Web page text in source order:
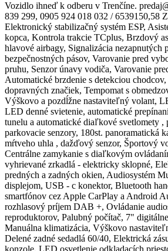
Vozidlo ihneď k odberu v Trenčíne.
839 299, 0905 924 018 032 / 6539150,58
Elektronický stabilizačný systém ESP,
kopca, Kontrola trakcie TCplus, Brzdový
hlavové airbagy, Signalizácia nezapnutých
bezpečnostných pásov, Varovanie pred
pruhu, Senzor únavy vodiča, Varovanie
Automatické brzdenie s detekciou
dopravných značiek, Tempomat s
Výškovo a pozdĺžne nastaviteľný volant,
LED denné svietenie, automatické
tunelu a automatické diaľkové svetlomety ,
parkovacie senzory, 180st. panoramatická
mŕtveho uhla , dažďový senzor, Športový
Centrálne zamykanie s diaľkovým
vyhrievané zrkadlá - elektricky sklopné,
predných a zadných okien, Audiosystém
displejom, USB - c konektor, Bluetooth
smartfónov cez Apple CarPlay a Android
rozhlasový príjem DAB +, Ovládanie
reproduktorov, Palubný počítač, 7"
Manuálna klimatizácia, Výškovo
Delené zadné sedadlá 60/40, Elektrická